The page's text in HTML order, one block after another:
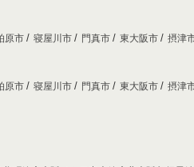
原市 寝屋川市 門真市 東大阪市 摂津
原市 寝屋川市 門真市 東大阪市 摂津